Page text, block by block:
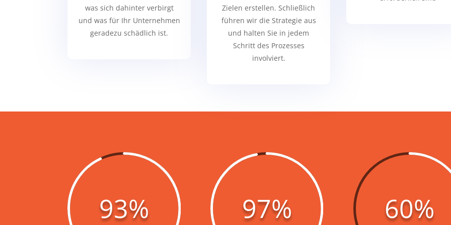
was sich dahinter verbirgt
und was für Ihr Unternehmen
geradezu schädlich ist.
Zielen erstellen. Schließlich
führen wir die Strategie aus
und halten Sie in jedem
Schritt des Prozesses
involviert.
93% 97% 60%